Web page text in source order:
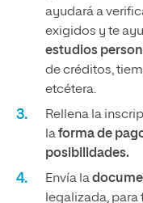
ayudará a
exigidos y te
estudios
de créditos,
etcétera.
Rellena la
laforma de
posibilidades.
Envía la
legalizada,